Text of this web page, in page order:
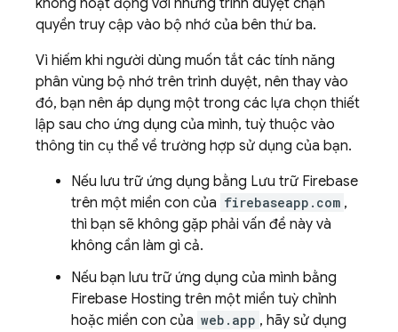
không hoạt động với những trình duyệt chặn
quyền truy cập vào bộ nhớ của bên thứ ba.
Vì hiếm khi người dùng muốn tắt các tính năng
phân vùng bộ nhớ trên trình duyệt, nên thay vào
đó, bạn nên áp dụng một trong các lựa chọn thiết
lập sau cho ứng dụng của mình, tuỳ thuộc vào
thông tin cụ thể về trường hợp sử dụng của bạn.
Nếu lưu trữ ứng dụng bằng Lưu trữ Firebase
trên một miền con của firebaseapp.com ,
thì bạn sẽ không gặp phải vấn đề này và
không cần làm gì cả.
Nếu bạn lưu trữ ứng dụng của mình bằng
Firebase Hosting trên một miền tuỳ chỉnh
hoặc miền con của web.app , hãy sử dụng